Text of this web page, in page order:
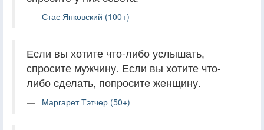
Стас Янковский (100+)
Если вы хотите что-либо услышать,
спросите мужчину. Если вы хотите что-
либо сделать, попросите женщину.
Маргарет Тэтчер (50+)